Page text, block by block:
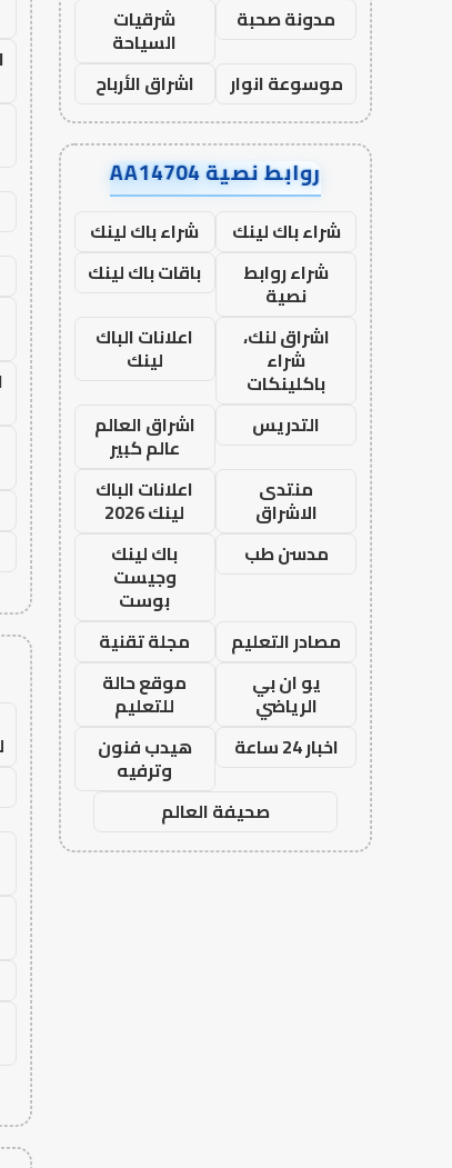
مدونة صحبة
شرقيات
السياحة
موسوعة انوار
اشراق الأرباح
روابط نصية AA14704
شراء باك لينك
شراء باك لينك
شراء روابط
نصية
باقات باك لينك
اشراق لنك،
شراء
باكلينكات
اعلانات الباك
لينك
التدريس
اشراق العالم
عالم كبير
منتدى
الاشراق
اعلانات الباك
لينك 2026
مدسن طب
باك لينك
وجيست
بوست
مصادر التعليم
مجلة تقنية
يو ان بي
الرياضي
موقع حالة
للتعليم
اخبار 24 ساعة
هيدب فنون
وترفيه
صحيفة العالم